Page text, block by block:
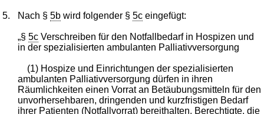
5. Nach §5b wird folgender §5c eingefügt:
„§5c Verschreiben für den Notfallbedarf in Hospizen und
in der spezialisierten ambulanten Palliativversorgung
(1) Hospize und Einrichtungen der spezialisierten
ambulanten Palliativversorgung dürfen in ihren
Räumlichkeiten einen Vorrat an Betäubungsmitteln für den
unvorhersehbaren, dringenden und kurzfristigen Bedarf
ihrer Patienten (Notfallvorrat) bereithalten. Berechtigte, die